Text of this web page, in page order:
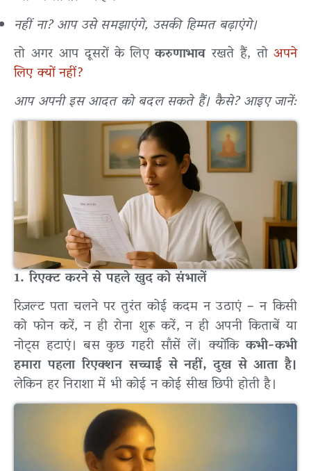
नहीं ना? आप उसे समझाएंगे, उसकी हिम्मत बढ़ाएंगे।
तो अगर आप दूसरों के लिएकरुणाभाव रखते हैं, तोअपने
लिए क्यों नहीं?
आप अपनी इस आदत को बदल सकते हैं। कैसे? आइए जानें:
1. रिएक्ट करने से पहले खुद को संभालें
रिज़ल्ट पता चलने पर तुरंत कोई कदम न उठाएं – न किसी
को फोन करें, न ही रोना शुरू करें, न ही अपनी किताबें या
नोट्स हटाएं। बस कुछ गहरी साँसें लें। क्योंकिकभी-कभी
हमारा पहला रिएक्शन सच्चाई से नहीं, दुख से आता है।
लेकिनहर निराशा में भी कोई न कोई सीख छिपी होती है।